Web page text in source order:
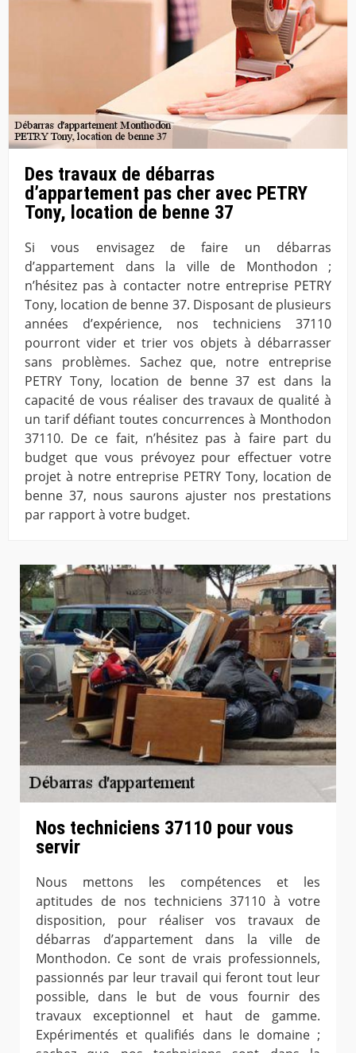
Des travaux de débarras
d’appartement pas cher avec PETRY
Tony, location de benne 37
Si vous envisagez de faire un débarras
d’appartement dans la ville de Monthodon ;
n’hésitez pas à contacter notre entreprise PETRY
Tony, location de benne 37. Disposant de plusieurs
années d’expérience, nos techniciens 37110
pourront vider et trier vos objets à débarrasser
sans problèmes. Sachez que, notre entreprise
PETRY Tony, location de benne 37 est dans la
capacité de vous réaliser des travaux de qualité à
un tarif défiant toutes concurrences à Monthodon
37110. De ce fait, n’hésitez pas à faire part du
budget que vous prévoyez pour effectuer votre
projet à notre entreprise PETRY Tony, location de
benne 37, nous saurons ajuster nos prestations
par rapport à votre budget.
Nos techniciens 37110 pour vous
servir
Nous mettons les compétences et les
aptitudes de nos techniciens 37110 à votre
disposition, pour réaliser vos travaux de
débarras d’appartement dans la ville de
Monthodon. Ce sont de vrais professionnels,
passionnés par leur travail qui feront tout leur
possible, dans le but de vous fournir des
travaux exceptionnel et haut de gamme.
Expérimentés et qualifiés dans le domaine ;